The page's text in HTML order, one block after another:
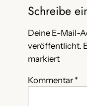
Schreibe
Deine E-Mail-
veröffentlicht.
markiert
Kommentar *